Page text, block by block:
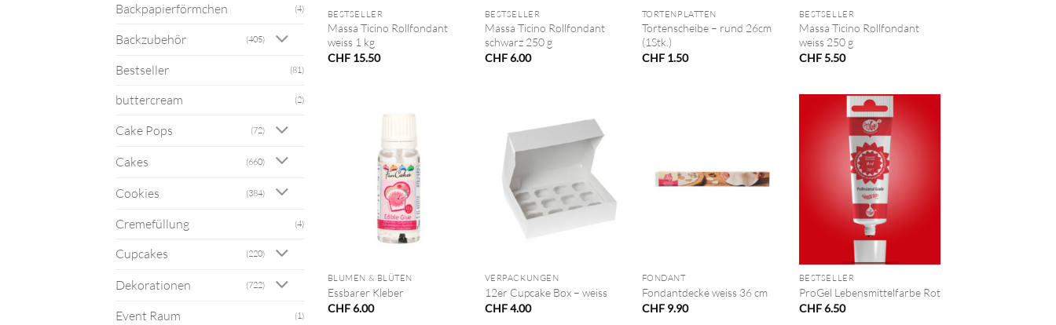
Backpapierförmchen (4)
Backzubehör (405)
Bestseller (81)
buttercream (2)
Cake Pops (72)
Cakes (660)
Cookies (384)
Cremefüllung (4)
Cupcakes (220)
Dekorationen (722)
Event Raum (1)
BESTSELLER
Massa Ticino Rollfondant
weiss 1 kg
CHF15.50
BESTSELLER
Massa Ticino Rollfondant
schwarz 250 g
CHF6.00
TORTENPLATTEN
Tortenscheibe – rund 26cm
(1Stk.)
CHF1.50
BESTSELLER
Massa Ticino Rollfondant
weiss 250 g
CHF5.50
BLUMEN & BLÜTEN
Essbarer Kleber
CHF6.00
VERPACKUNGEN
12er Cupcake Box – weiss
CHF4.00
FONDANT
Fondantdecke weiss 36 cm
CHF9.90
BESTSELLER
ProGel Lebensmittelfarbe Rot
CHF6.50